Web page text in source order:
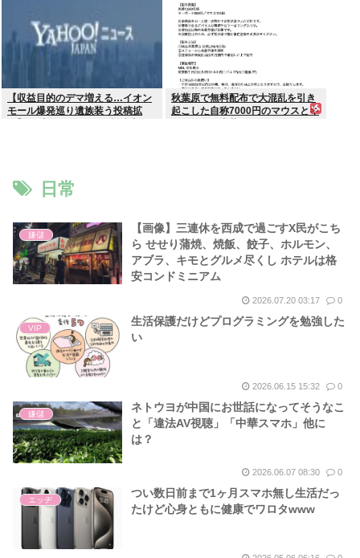
【収益目的のデマ増える…イオン
モール爆発巡り遺族装う投稿拡
秋葉原で無料配布で大混乱を引き
起こした自称7000円のマウスとキ
日常
嫌儲
【画像】三連休を西成で過ごすX民がこち
ら せせり蒲焼、焼飯、餃子、ホルモン、
アブラ、キモとグルメ尽くし ホテルは格
安コンドミニアム
2026.07.20 03:17 0
VIP
生活保護だけどプログラミングを勉強した
い
2026.06.15 15:32 0
嫌儲
ネトウヨが中国にお世話になってそうなこ
と「違法AV視聴」「中華スマホ」他に
は？
2026.06.07 08:30 0
エッヂ
つい数日前まで1ヶ月スマホ無し生活だっ
たけど心身ともに健康でワロタwww